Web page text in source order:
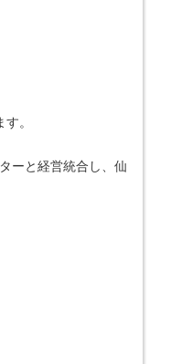
。
ーと経営統合し、仙